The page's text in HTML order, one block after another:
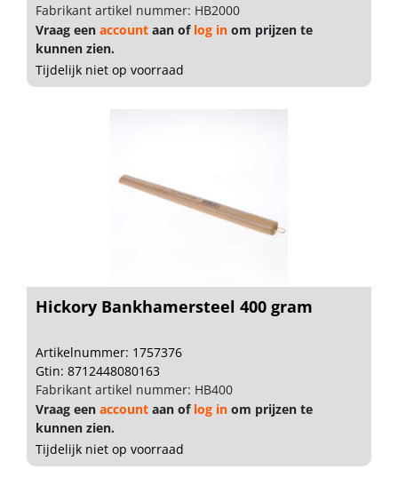
Fabrikant artikel nummer: HB2000
Vraag een account aan of log in om prijzen te
kunnen zien.
Tijdelijk niet op voorraad
Hickory Bankhamersteel 400 gram
Artikelnummer: 1757376
Gtin: 8712448080163
Fabrikant artikel nummer: HB400
Vraag een account aan of log in om prijzen te
kunnen zien.
Tijdelijk niet op voorraad